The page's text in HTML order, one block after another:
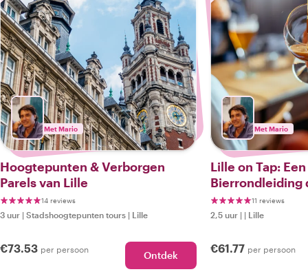
Met Mario
Hoogtepunten & Verborgen
Parels van Lille
14 reviews
3 uur | Stadshoogtepunten tours | Lille
€73.53 per persoon Ontdek
Met Mario
Lille on Tap:
Bierrondleiding
Stad
11 reviews
2,5 uur | | Lille
€61.77 per persoon